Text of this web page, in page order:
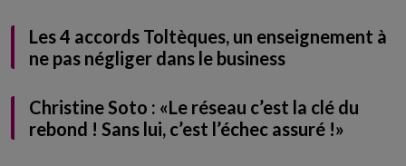
Les 4 accords Toltèques, un enseignement à
ne pas négliger dans le business
Christine Soto : «Le réseau c’est la clé du
rebond ! Sans lui, c’est l’échec assuré !»